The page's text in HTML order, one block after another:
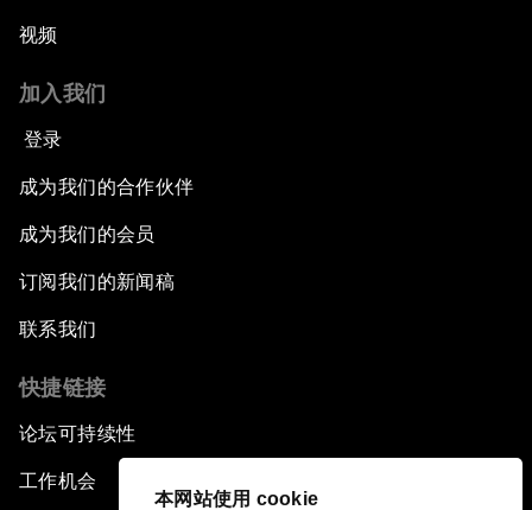
本网站使用 cookie
视频
加入我们
登录
成为我们的合作伙伴
成为我们的会员
订阅我们的新闻稿
联系我们
快捷链接
论坛可持续性
工作机会